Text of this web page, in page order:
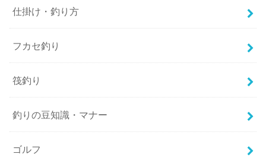
仕掛け・釣り方
フカセ釣り
筏釣り
釣りの豆知識・マナー
ゴルフ